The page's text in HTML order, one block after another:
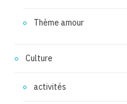
Thème amour
Culture
activités